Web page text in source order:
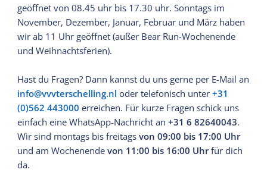
geöffnet von 08.45 uhr bis 17.30 uhr. Sonntags im
November, Dezember, Januar, Februar und März haben
wir ab 11 Uhr geöffnet (außer Bear Run-Wochenende
und Weihnachtsferien).
Hast du Fragen? Dann kannst du uns gerne per E-Mail an
info@vvvterschelling.nl oder telefonisch unter+31
(0)562 443000 erreichen. Für kurze Fragen schick uns
einfach eine WhatsApp-Nachricht an+31 6 82640043.
Wir sind montags bis freitagsvon 09:00 bis 17:00 Uhr
und am Wochenendevon 11:00 bis 16:00 Uhrfür dich
da.